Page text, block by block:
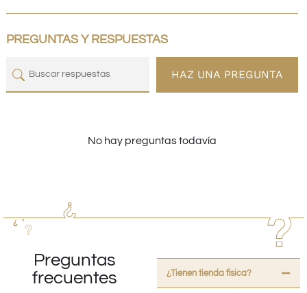
PREGUNTAS Y RESPUESTAS
HAZ UNA PREGUNTA
No hay preguntas todavía
Preguntas
frecuentes
¿Tienen tienda fisica?